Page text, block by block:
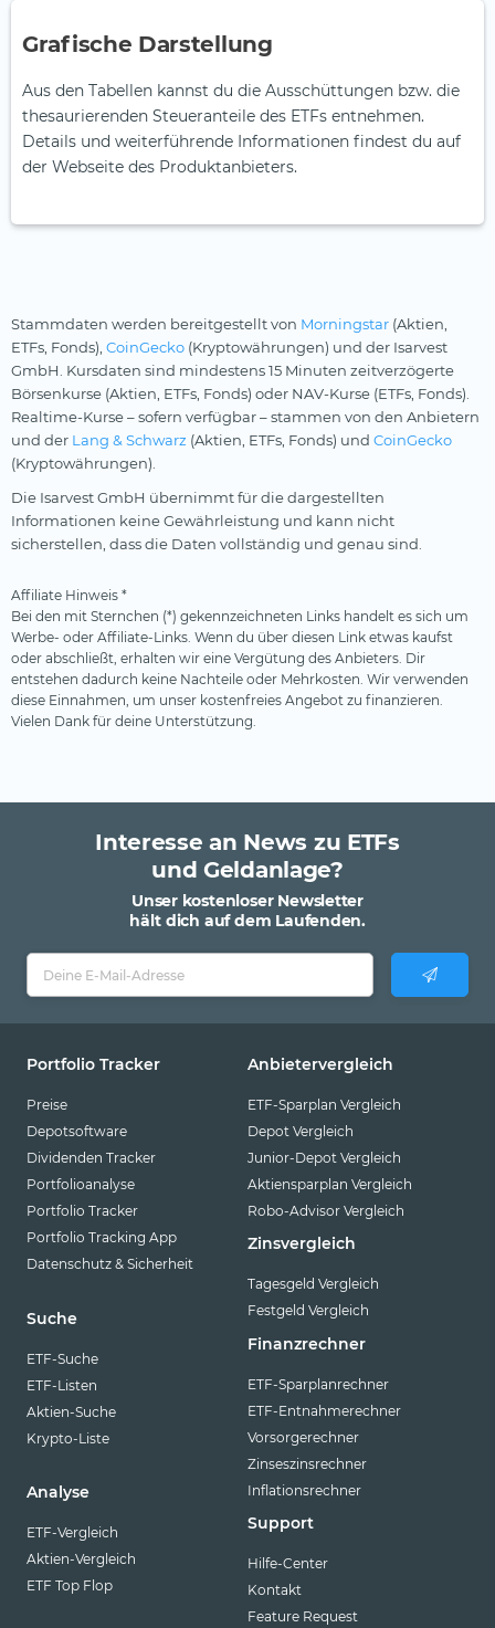
Grafische Darstellung
Aus den Tabellen kannst du die Ausschüttungen bzw. die
thesaurierenden Steueranteile des ETFs entnehmen.
Details und weiterführende Informationen findest du auf
der Webseite des Produktanbieters.
Stammdaten werden bereitgestellt von Morningstar (Aktien,
ETFs, Fonds), CoinGecko (Kryptowährungen) und der Isarvest
GmbH. Kursdaten sind mindestens 15 Minuten zeitverzögerte
Börsenkurse (Aktien, ETFs, Fonds) oder NAV-Kurse (ETFs, Fonds).
Realtime-Kurse – sofern verfügbar – stammen von den Anbietern
und der Lang & Schwarz (Aktien, ETFs, Fonds) und CoinGecko
(Kryptowährungen).
Die Isarvest GmbH übernimmt für die dargestellten
Informationen keine Gewährleistung und kann nicht
sicherstellen, dass die Daten vollständig und genau sind.
Affiliate Hinweis *
Bei den mit Sternchen (*) gekennzeichneten Links handelt es sich um
Werbe- oder Affiliate-Links. Wenn du über diesen Link etwas kaufst
oder abschließt, erhalten wir eine Vergütung des Anbieters. Dir
entstehen dadurch keine Nachteile oder Mehrkosten. Wir verwenden
diese Einnahmen, um unser kostenfreies Angebot zu finanzieren.
Vielen Dank für deine Unterstützung.
Interesse an News zu ETFs
und Geldanlage?
Unser kostenloser Newsletter
hält dich auf dem Laufenden.
Portfolio Tracker
Preise
Depotsoftware
Dividenden Tracker
Portfolioanalyse
Portfolio Tracker
Portfolio Tracking App
Datenschutz & Sicherheit
Suche
ETF-Suche
ETF-Listen
Aktien-Suche
Krypto-Liste
Analyse
ETF-Vergleich
Aktien-Vergleich
ETF Top Flop
Anbietervergleich
ETF-Sparplan Vergleich
Depot Vergleich
Junior-Depot Vergleich
Aktiensparplan Vergleich
Robo-Advisor Vergleich
Zinsvergleich
Tagesgeld Vergleich
Festgeld Vergleich
Finanzrechner
ETF-Sparplanrechner
ETF-Entnahmerechner
Vorsorgerechner
Zinseszinsrechner
Inflationsrechner
Support
Hilfe-Center
Kontakt
Feature Request